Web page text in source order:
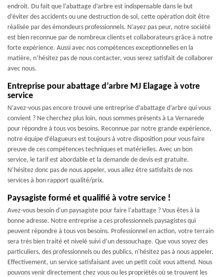
endroit. Du fait que l’abattage d’arbre est indispensable dans le but
d’éviter des accidents ou une destruction de sol, cette opération doit être
réalisée par des émondeurs professionnels. N’ayez pas peur, notre société
est bien reconnue par de nombreux clients et collaborateurs grâce à notre
forte expérience. Aussi avec nos compétences exceptionnelles en la
matière, n’hésitez pas de nous contacter, vous serez satisfait de collaborer
avec nous.
Entreprise pour abattage d’arbre MJ Elagage à votre
service
N’avez-vous pas encore trouvé une entreprise d’abattage d’arbre qui vous
convient ? Ne cherchez plus loin, nous sommes présents à La Vernarede
pour répondre à tous vos besoins. Reconnue par notre grande expérience,
notre équipe d’élagueurs est toujours à votre disposition pour vous faire
preuve de ces compétences techniques et matérielles. Avec un bon
service, le tarif est abordable et la demande de devis est gratuite.
N’hésitez donc pas de nous appeler, vous allez être satisfaits de nos
services à bon rapport qualité/prix.
Paysagiste formé et qualifié à votre service !
Avez-vous besoin d'un paysagiste pour faire l'abattage ? Vous êtes à la
bonne adresse. Notre entreprise a ces professionnels paysagistes qui
peuvent répondre à tous vos besoins. Professionnel en action, votre terrain
sera très bien traité et nivelé suivi d’un dessouchage. Que vous soyez des
particuliers, des professionnels ou des publics, n'hésitez pas à nous appeler.
Effectivement, un service satisfaisant avec un petit coût vous attend. Nous
pouvons venir directement chez vous ou les propriétés où se trouvent les